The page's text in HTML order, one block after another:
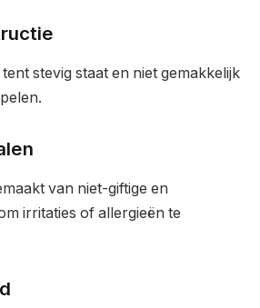
stevig staat en niet gemakkelijk
van niet-giftige en
irritaties of allergieën te